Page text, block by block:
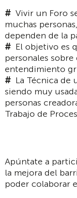
Vivir un Foro
muchas
dependen de la
El objetivo es
personales
entendimiento
La Técnica de
siendo muy
personas
Trabajo de
Apúntate a
la mejora del
poder colaborar